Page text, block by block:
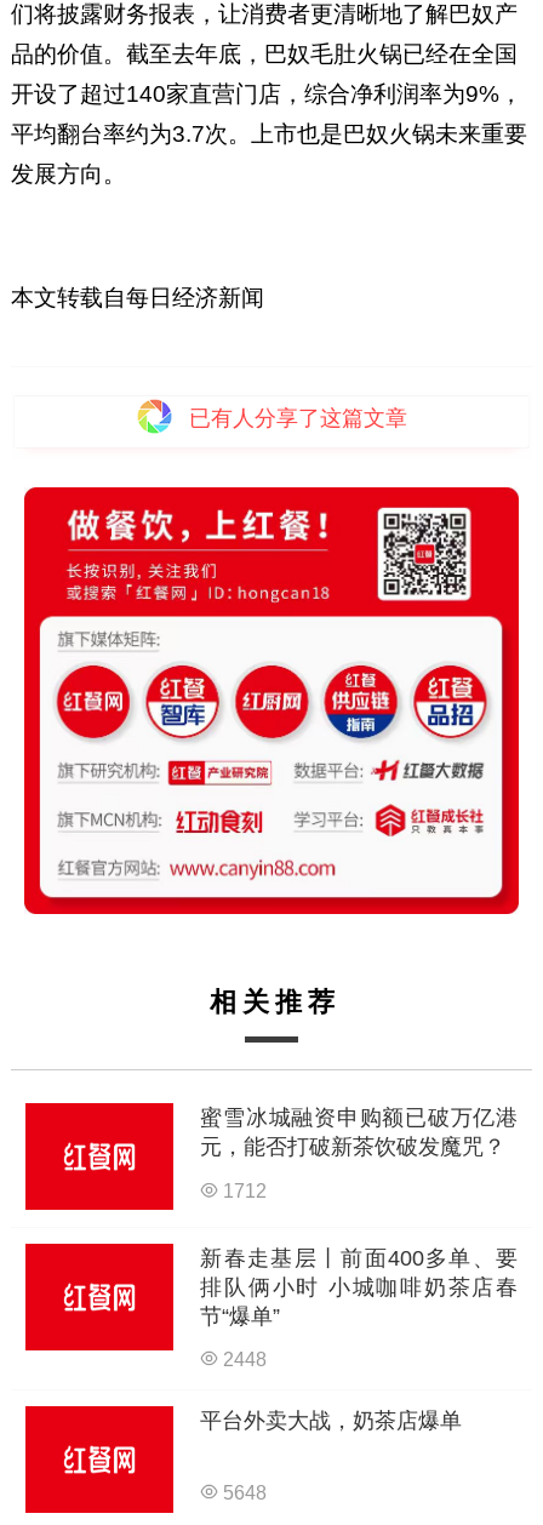
们将披露财务报表，让消费者更清晰地了解巴奴产
品的价值。截至去年底，巴奴毛肚火锅已经在全国
开设了超过140家直营门店，综合净利润率为9%，
平均翻台率约为3.7次。上市也是巴奴火锅未来重要
发展方向。
本文转载自每日经济新闻
已有人分享了这篇文章
相关推荐
蜜雪冰城融资申购额已破万亿港
元，能否打破新茶饮破发魔咒？
1712
新春走基层丨前面400多单、要
排队俩小时 小城咖啡奶茶店春
节“爆单”
2448
平台外卖大战，奶茶店爆单
5648